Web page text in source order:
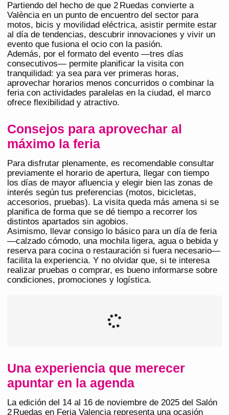
Partiendo del hecho de que 2 Ruedas convierte a
València en un punto de encuentro del sector para
motos, bicis y movilidad eléctrica, asistir permite estar
al día de tendencias, descubrir innovaciones y vivir un
evento que fusiona el ocio con la pasión.
Además, por el formato del evento —tres días
consecutivos— permite planificar la visita con
tranquilidad: ya sea para ver primeras horas,
aprovechar horarios menos concurridos o combinar la
feria con actividades paralelas en la ciudad, el marco
ofrece flexibilidad y atractivo.
Consejos para aprovechar al
máximo la feria
Para disfrutar plenamente, es recomendable consultar
previamente el horario de apertura, llegar con tiempo
los días de mayor afluencia y elegir bien las zonas de
interés según tus preferencias (motos, bicicletas,
accesorios, pruebas). La visita queda más amena si se
planifica de forma que se dé tiempo a recorrer los
distintos apartados sin agobios.
Asimismo, llevar consigo lo básico para un día de feria
—calzado cómodo, una mochila ligera, agua o bebida y
reserva para cocina o restauración si fuera necesario—
facilita la experiencia. Y no olvidar que, si te interesa
realizar pruebas o comprar, es bueno informarse sobre
condiciones, promociones y logística.
Una experiencia que merecer
apuntar en la agenda
La edición del 14 al 16 de noviembre de 2025 del Salón
2 Ruedas en Feria Valencia representa una ocasión